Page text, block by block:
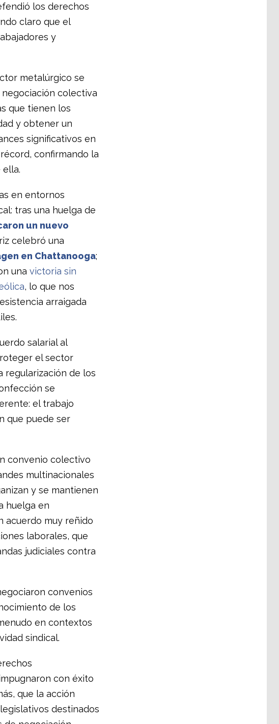
los derechos
claro que el
y
metalúrgico se
colectiva
que tienen los
y obtener un
significativos en
confirmando la
en entornos
tras una huelga de
un nuevo
celebró una
en Chattanooga;
una victoria sin
, lo que nos
arraigada
salarial al
el sector
regularización de los
se
el trabajo
que puede ser
convenio colectivo
multinacionales
y se mantienen
huelga en
acuerdo muy reñido
laborales, que
judiciales contra
convenios
de los
en contextos
sindical.
con éxito
que la acción
destinados